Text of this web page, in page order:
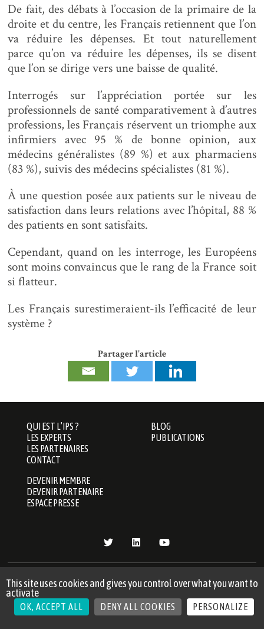
De fait, des débats à l’occasion de la primaire de la
droite et du centre, les Français retiennent que l’on
va réduire les dépenses. Et tout naturellement
parce qu’on va réduire les dépenses, ils se disent
que l’on se dirige vers une baisse de qualité.
Interrogés sur l’appréciation portée sur les
professionnels de santé comparativement à d’autres
professions, les Français réservent un triomphe aux
infirmiers avec 95 % de bonne opinion, aux
médecins généralistes (89 %) et aux pharmaciens
(83 %), suivis des médecins spécialistes (81 %).
À une question posée aux patients sur le niveau de
satisfaction dans leurs relations avec l’hôpital, 88 %
des patients en sont satisfaits.
Cependant, quand on les interroge, les Européens
sont moins convaincus que le rang de la France soit
si flatteur.
Les Français surestimeraient-ils l’efficacité de leur
système ?
Partager l'article
QUI EST L’IPS ?
LES EXPERTS
LES PARTENAIRES
CONTACT
BLOG
PUBLICATIONS
DEVENIR MEMBRE
DEVENIR PARTENAIRE
ESPACE PRESSE
COOKIES
© 2026 INSTITUT DE LA PROTECTION SOCIALE
This site uses cookies and gives you control over what you want to
activate
OK, ACCEPT ALL DENY ALL COOKIES PERSONALIZE